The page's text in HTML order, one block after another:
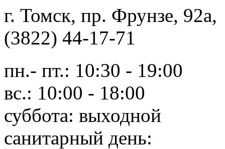
г. Томск, пр. Фрунзе,
(3822) 44-17-71
пн.- пт.: 10:30 - 19:00
вс.: 10:00 - 18:00
суббота: выходной
санитарный день: